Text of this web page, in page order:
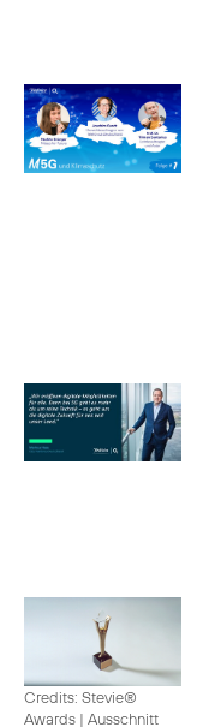
Credits: Stevie®
Awards | Ausschnitt